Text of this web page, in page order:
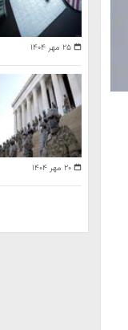
۲۵ مهر ۱۴۰۴
۲۰ مهر ۱۴۰۴